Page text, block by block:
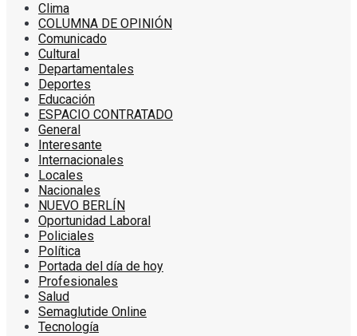
Clima
COLUMNA DE OPINIÓN
Comunicado
Cultural
Departamentales
Deportes
Educación
ESPACIO CONTRATADO
General
Interesante
Internacionales
Locales
Nacionales
NUEVO BERLÍN
Oportunidad Laboral
Policiales
Política
Portada del día de hoy
Profesionales
Salud
Semaglutide Online
Tecnología